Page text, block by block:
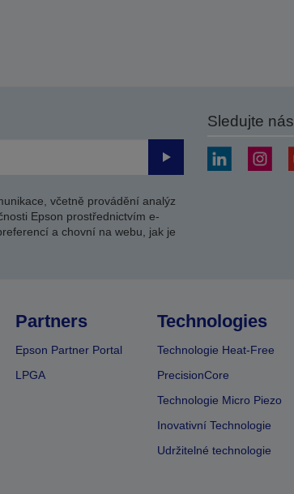
Odeslat
včetně provádění analýz
Epson prostřednictvím e-
a chovní na webu, jak je
Sledujte nás
Partners
Epson Partner Portal
LPGA
Technologies
Technologie Heat-Free
PrecisionCore
Technologie Micro Piezo
Inovativní Technologie
Udržitelné technologie